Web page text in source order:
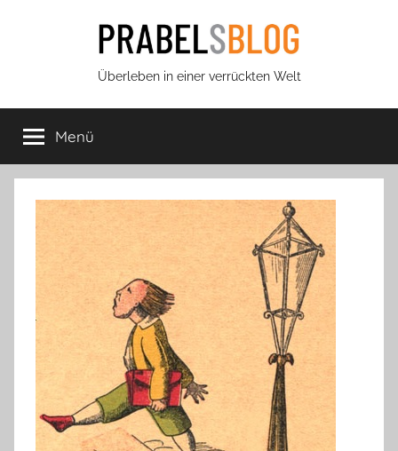
Prabels
Blog
Überleben in einer verrückten Welt
Menü